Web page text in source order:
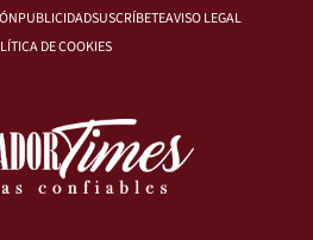
PUBLICIDADSUSCRÍBETEAVISO LEGAL
DE COOKIES